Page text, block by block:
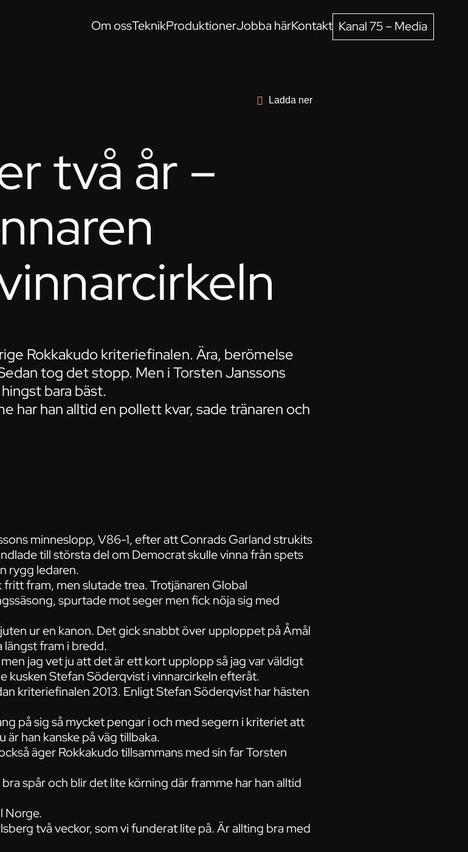
Om ossTeknikProduktionerJobba härKontakt Kanal 75 – Media
Ladda ner
två år –
Rokkakudo kriteriefinalen. Ära, berömelse
tog det stopp. Men i Torsten Janssons
bara bäst.
har han alltid en pollett kvar, sade tränaren och
minneslopp, V86-1, efter att Conrads Garland strukits
till största del om Democrat skulle vinna från spets
rygg ledaren.
fram, men slutade trea. Trotjänaren Global
spurtade mot seger men fick nöja sig med
ur en kanon. Det gick snabbt över upploppet på Åmål
längst fram i bredd.
jag vet ju att det är ett kort upplopp så jag var väldigt
kusken Stefan Söderqvist i vinnarcirkeln efteråt.
kriteriefinalen 2013. Enligt Stefan Söderqvist har hästen
på sig så mycket pengar i och med segern i kriteriet att
han kanske på väg tillbaka.
äger Rokkakudo tillsammans med sin far Torsten
spår och blir det lite körning där framme har han alltid
Norge.
två veckor, som vi funderat lite på. Är allting bra med